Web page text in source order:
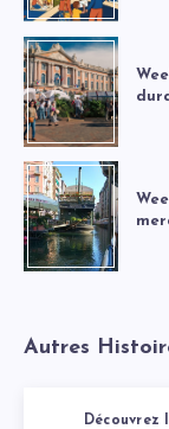
Autres
Découvrez